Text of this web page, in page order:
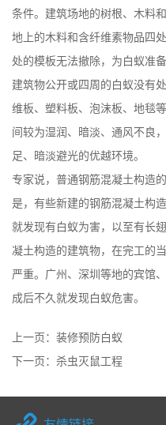
条件。建筑场地的树根、木料
地上的木料和含纤维素物品四
处的模板无法撤除，为白蚁准
建筑物公开或四周的白蚁没有
维板、塑料板、泡沫板、地毯
间较为湿润、暗淡、通风不良
足、暗淡避光的优越环境。
专家说，普通钢筋混凝土构造
是，有些新建的钢筋混凝土构
就发现有白蚁为害，以至有长
凝土构造的建筑物，在完工的
严重。广州、深圳等地的宾馆
成后不久就发现白蚁危害。
上一页： 装修预防白蚁
下一页： 杀虫灭鼠工程